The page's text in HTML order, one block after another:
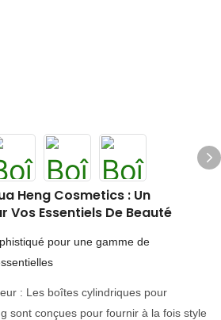
Heng Cosmetics : Un
Vos Essentiels De Beauté
pour une gamme de
: Les boîtes cylindriques pour
sont conçues pour fournir à la fois style